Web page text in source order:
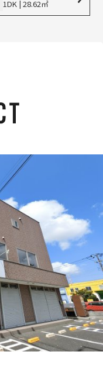
1DK | 28.62㎡